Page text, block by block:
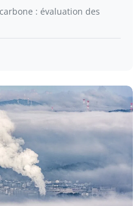
: évaluation des